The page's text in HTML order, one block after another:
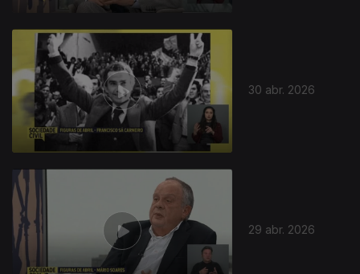
30 abr. 2026
29 abr. 2026